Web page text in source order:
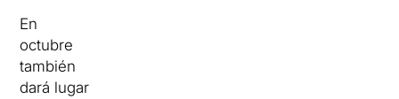
En
octubre
también
dará lugar